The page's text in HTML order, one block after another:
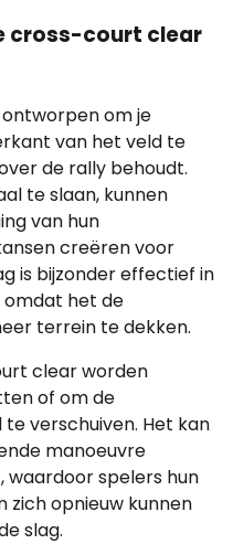
cross-court clear
ontworpen om je
van het veld te
de rally behoudt.
te slaan, kunnen
van hun
creëren voor
is bijzonder effectief in
omdat het de
terrein te dekken.
clear worden
of om de
verschuiven. Het kan
manoeuvre
waardoor spelers hun
zich opnieuw kunnen
slag.